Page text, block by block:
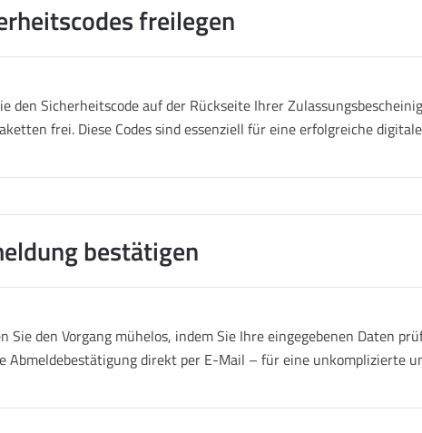
freilegen
den Sicherheitscode auf der Rückseite Ihrer
frei. Diese Codes sind essenziell für eine erfolgreiche
bestätigen
Sie den Vorgang mühelos, indem Sie Ihre eingegebenen Daten
Abmeldebestätigung direkt per E-Mail – für eine unkomplizierte